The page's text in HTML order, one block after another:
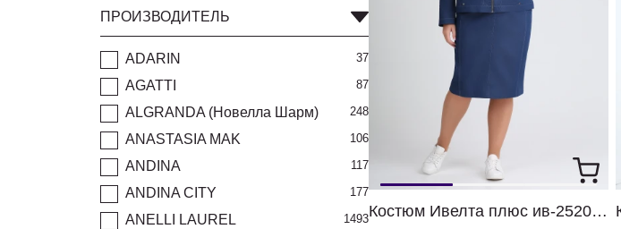
ПРОИЗВОДИТЕЛЬ
ADARIN 37
AGATTI 87
ALGRANDA (Новелла Шарм) 248
ANASTASIA MAK 106
ANDINA 117
ANDINA CITY 177
ANELLI LAUREL 1493 Костюм Ивелта плюс ив-2520 синий джинс